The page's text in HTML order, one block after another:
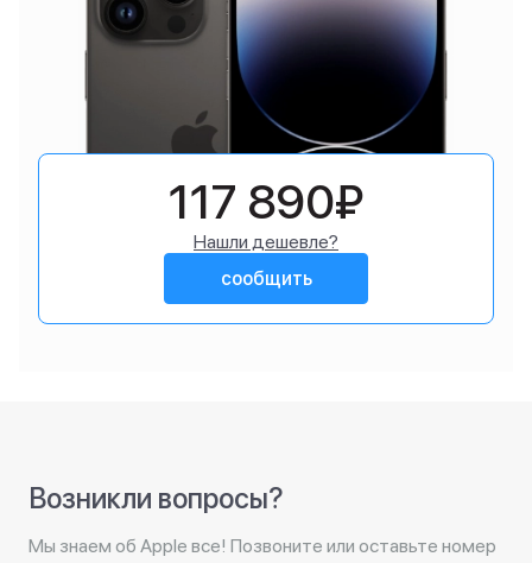
117 890₽
Нашли дешевле?
сообщить
Возникли вопросы?
Мы знаем об Apple все! Позвоните или оставьте номер